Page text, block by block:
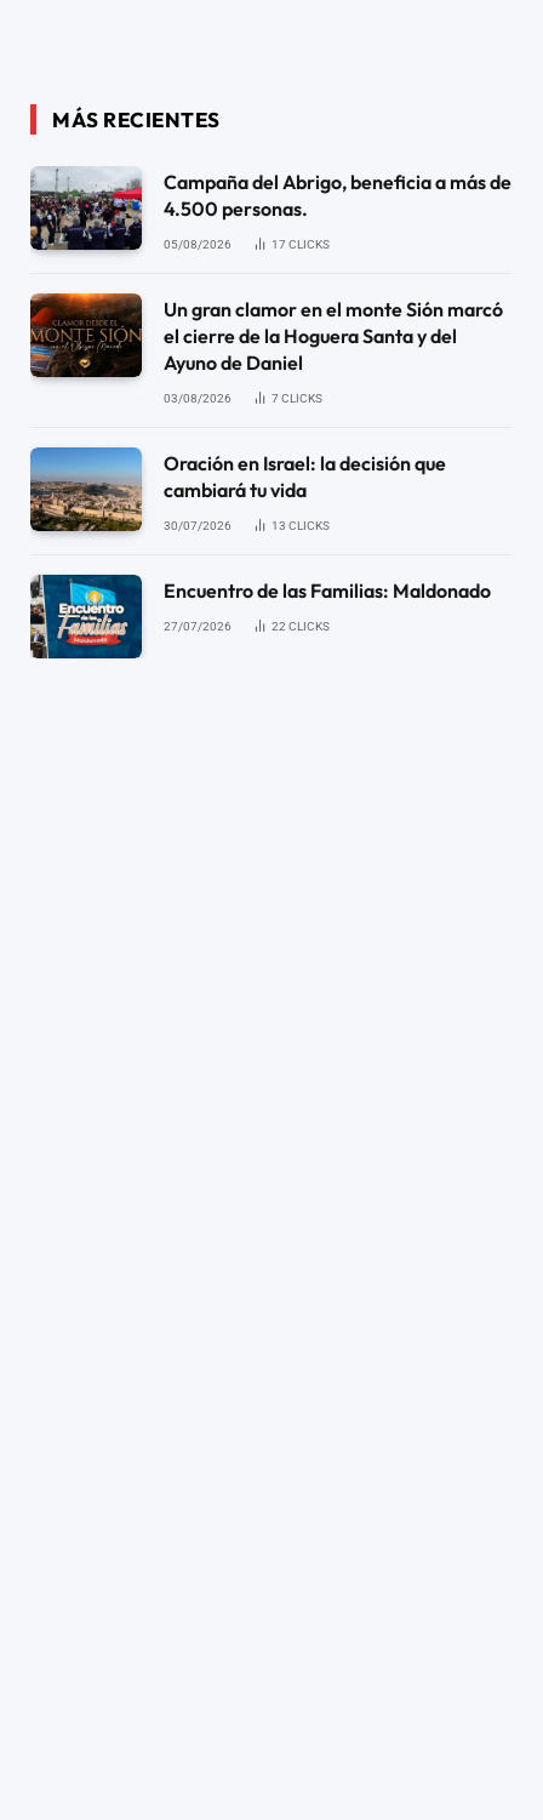
MÁS RECIENTES
Campaña del Abrigo, beneficia a más de
4.500 personas.
05/08/2026 17 CLICKS
Un gran clamor en el monte Sión marcó
el cierre de la Hoguera Santa y del
Ayuno de Daniel
03/08/2026 7 CLICKS
Oración en Israel: la decisión que
cambiará tu vida
30/07/2026 13 CLICKS
Encuentro de las Familias: Maldonado
27/07/2026 22 CLICKS